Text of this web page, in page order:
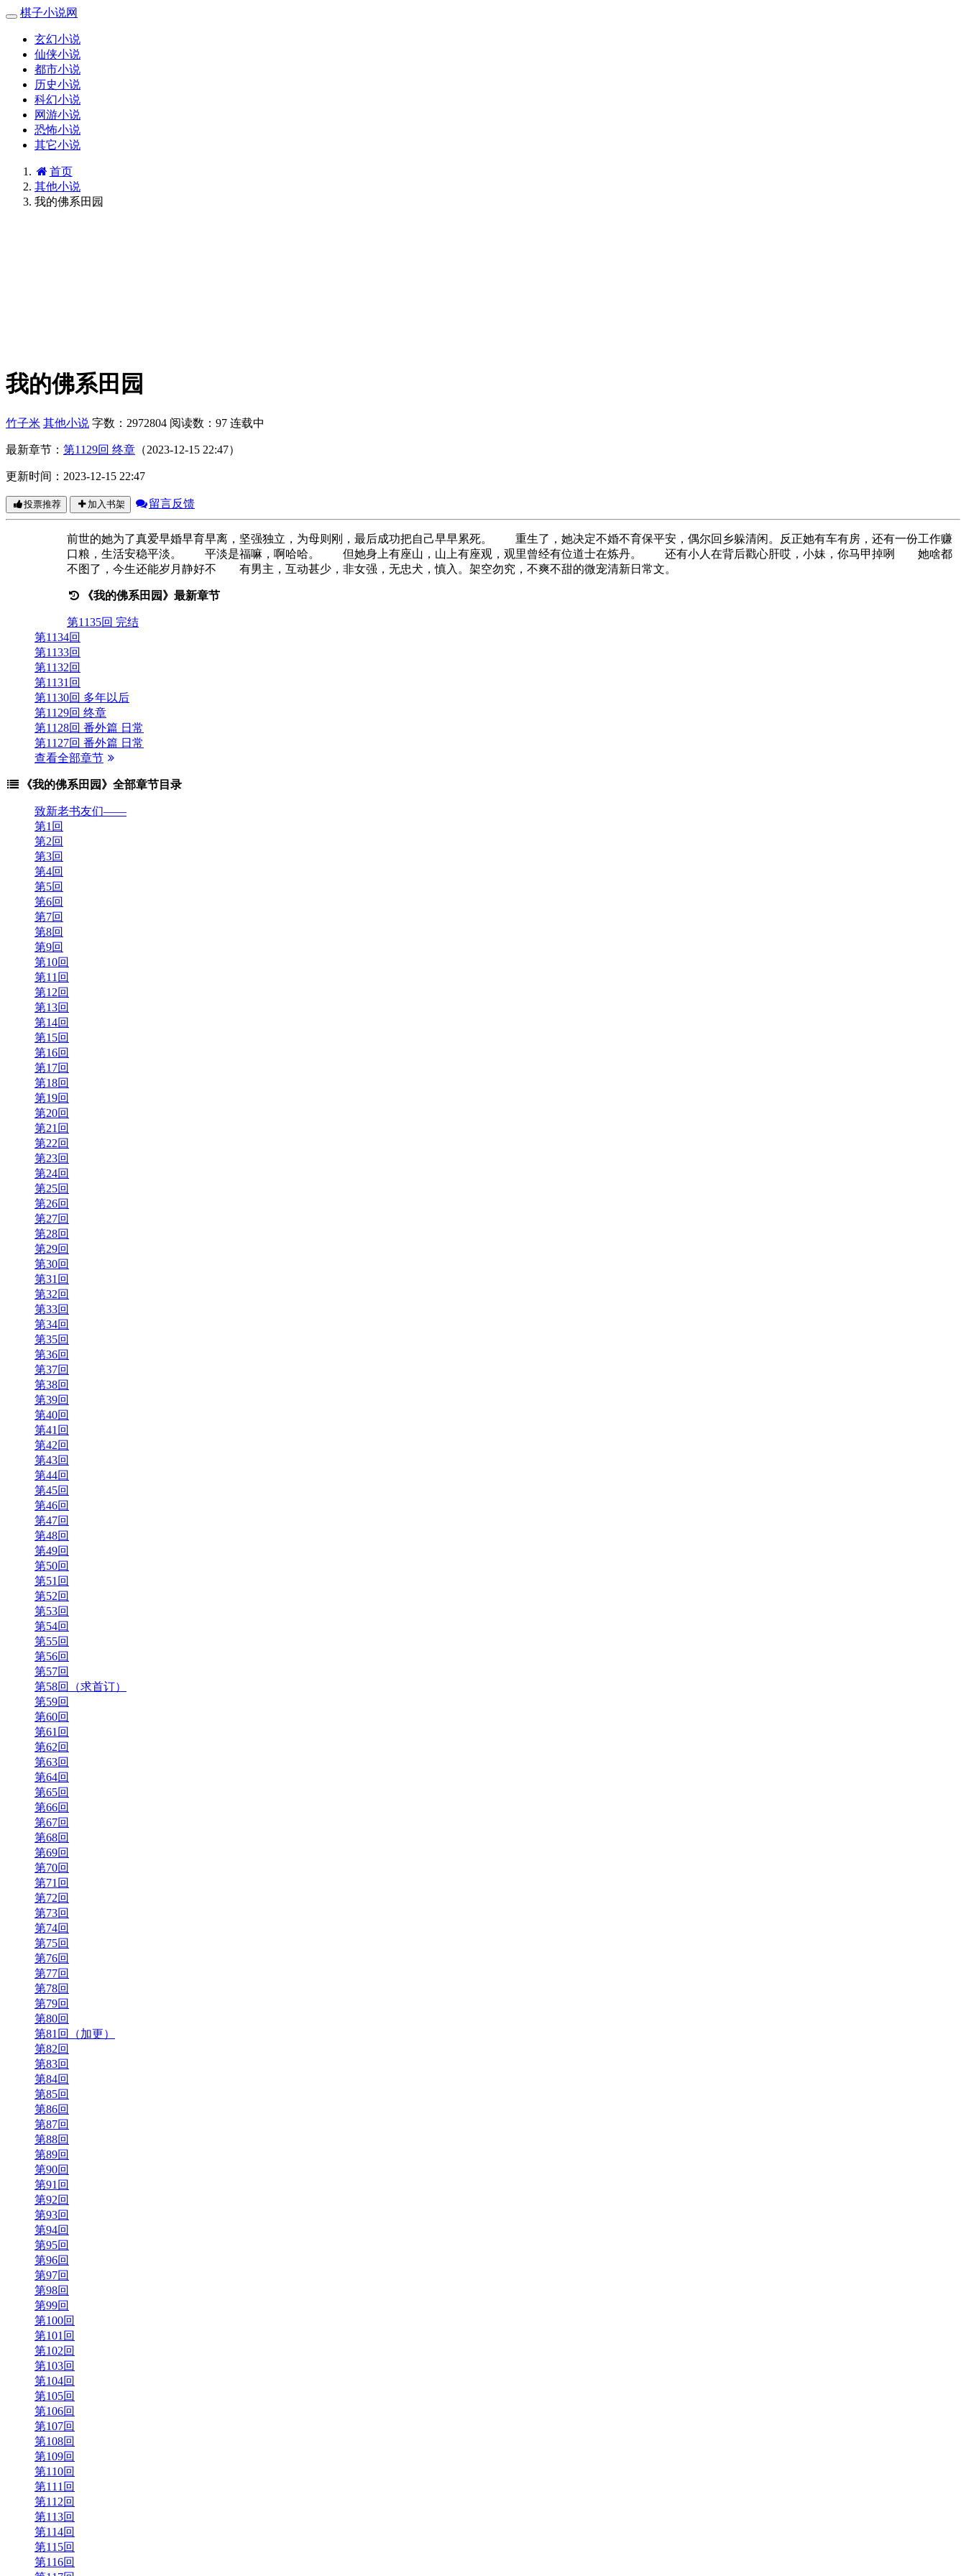
棋子小说网
玄幻小说
仙侠小说
都市小说
历史小说
科幻小说
网游小说
恐怖小说
其它小说
首页
其他小说
我的佛系田园
我的佛系田园
竹子米 其他小说 字数：2972804 阅读数：97 连载中
最新章节： 第1129回 终章 （2023-12-15 22:47）
更新时间：2023-12-15 22:47
投票推荐 加入书架 留言反馈
前世的她为了真爱早婚早育早离，坚强独立，为母则刚，最后成功把自己早早累死。 重生了，她决定不婚不育保平安，偶尔回乡躲清闲。反正她有车有房，还有一份工作赚
口粮，生活安稳平淡。 平淡是福嘛，啊哈哈。 但她身上有座山，山上有座观，观里曾经有位道士在炼丹。 还有小人在背后戳心肝哎，小妹，你马甲掉咧 她啥都
不图了，今生还能岁月静好不 有男主，互动甚少，非女强，无忠犬，慎入。架空勿究，不爽不甜的微宠清新日常文。
《我的佛系田园》最新章节
第1135回 完结
第1134回
第1133回
第1132回
第1131回
第1130回 多年以后
第1129回 终章
第1128回 番外篇 日常
第1127回 番外篇 日常
查看全部章节
《我的佛系田园》全部章节目录
致新老书友们——
第1回
第2回
第3回
第4回
第5回
第6回
第7回
第8回
第9回
第10回
第11回
第12回
第13回
第14回
第15回
第16回
第17回
第18回
第19回
第20回
第21回
第22回
第23回
第24回
第25回
第26回
第27回
第28回
第29回
第30回
第31回
第32回
第33回
第34回
第35回
第36回
第37回
第38回
第39回
第40回
第41回
第42回
第43回
第44回
第45回
第46回
第47回
第48回
第49回
第50回
第51回
第52回
第53回
第54回
第55回
第56回
第57回
第58回（求首订）
第59回
第60回
第61回
第62回
第63回
第64回
第65回
第66回
第67回
第68回
第69回
第70回
第71回
第72回
第73回
第74回
第75回
第76回
第77回
第78回
第79回
第80回
第81回（加更）
第82回
第83回
第84回
第85回
第86回
第87回
第88回
第89回
第90回
第91回
第92回
第93回
第94回
第95回
第96回
第97回
第98回
第99回
第100回
第101回
第102回
第103回
第104回
第105回
第106回
第107回
第108回
第109回
第110回
第111回
第112回
第113回
第114回
第115回
第116回